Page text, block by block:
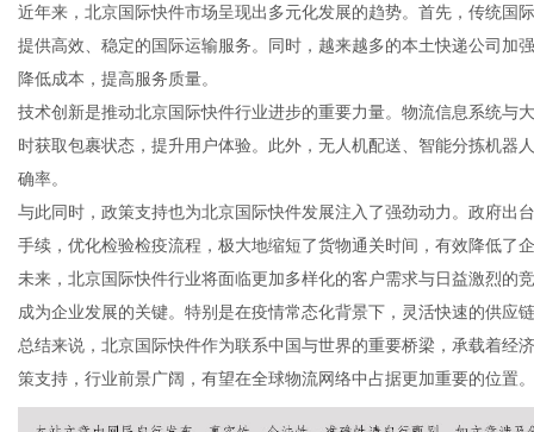
近年来，北京国际快件市场呈现出多元化发展的趋势。首先，传统国
提供高效、稳定的国际运输服务。同时，越来越多的本土快递公司加
降低成本，提高服务质量。
技术创新是推动北京国际快件行业进步的重要力量。物流信息系统与
时获取包裹状态，提升用户体验。此外，无人机配送、智能分拣机器
确率。
与此同时，政策支持也为北京国际快件发展注入了强劲动力。政府出
手续，优化检验检疫流程，极大地缩短了货物通关时间，有效降低了
未来，北京国际快件行业将面临更加多样化的客户需求与日益激烈的
成为企业发展的关键。特别是在疫情常态化背景下，灵活快速的供应
总结来说，北京国际快件作为联系中国与世界的重要桥梁，承载着经
策支持，行业前景广阔，有望在全球物流网络中占据更加重要的位置。